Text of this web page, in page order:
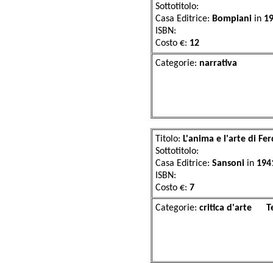
Sottotitolo:
Casa Editrice: Bompiani in
ISBN:
Costo €: 12
Categorie:
Titolo: L'anima e l'arte di
Sottotitolo:
Casa Editrice: Sansoni in
ISBN:
Costo €: 7
Categorie: critica